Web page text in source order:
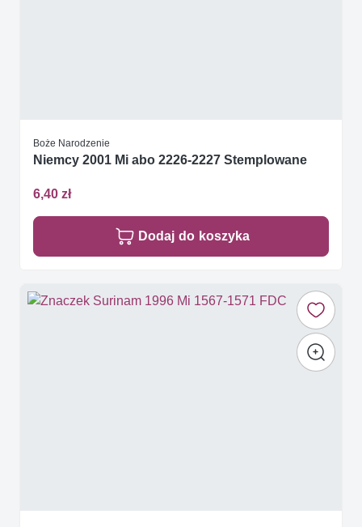
Boże Narodzenie
Niemcy 2001 Mi abo 2226-2227 Stemplowane
6,40 zł
Dodaj do koszyka